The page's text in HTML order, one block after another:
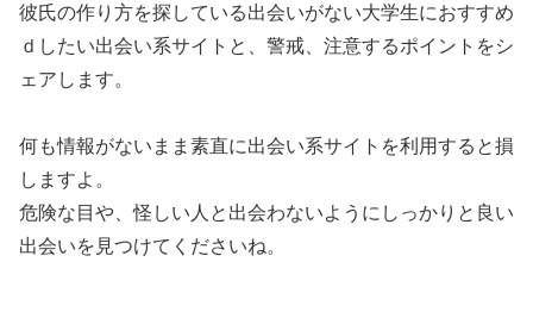
彼氏の作り方を探している出会いがない大学生におすすめ
ｄしたい出会い系サイトと、警戒、注意するポイントをシ
ェアします。
何も情報がないまま素直に出会い系サイトを利用すると損
しますよ。
危険な目や、怪しい人と出会わないようにしっかりと良い
出会いを見つけてくださいね。